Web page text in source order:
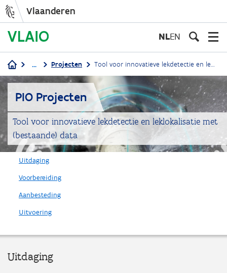
gaan
Vlaanderen
NLEN
Kruimelpad
... Projecten Tool voor innovatieve lekdetectie en leklokalisatie met (bestaande) data
PIO Projecten
Tool voor innovatieve lekdetectie en leklokalisatie met
(bestaande) data
Uitdaging
Voorbereiding
Aanbesteding
Uitvoering
Uitdaging